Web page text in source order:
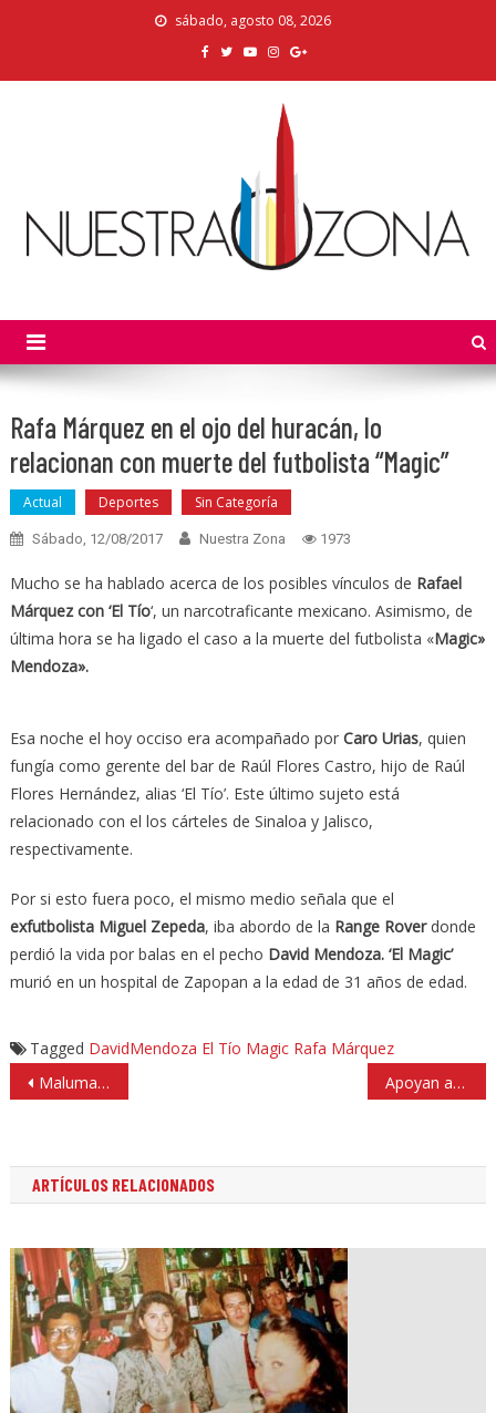
sábado, agosto 08, 2026
Rafa Márquez en el ojo del huracán, lo
relacionan con muerte del futbolista “Magic”
Actual Deportes Sin Categoría
Sábado, 12/08/2017 Nuestra Zona 1973
Mucho se ha hablado acerca de los posibles vínculos de Rafael
Márquez con ‘El Tío‘, un narcotraficante mexicano. Asimismo, de
última hora se ha ligado el caso a la muerte del futbolista «Magic»
Mendoza».
​Esa noche el hoy occiso era acompañado por Caro Urias, quien
fungía como gerente del bar de Raúl Flores Castro, hijo de Raúl
Flores Hernández, alias ‘El Tío’. Este último sujeto está
relacionado con el los cárteles de Sinaloa y Jalisco,
respectivamente.
Por si esto fuera poco, el mismo medio señala que el
exfutbolista Miguel Zepeda, iba abordo de la Range Roverdonde
perdió la vida por balas en el pecho David Mendoza. ‘El Magic’
murió en un hospital de Zapopan a la edad de 31 años de edad.
Tagged DavidMendoza El Tío Magic Rafa Márquez
Navegación
de
Maluma y Marc Anthony estrenan video de Felices los Cuatro Apoyan a Rafa Márquez el equipo Rojinegro «Todos somos Márquez»
ARTÍCULOS RELACIONADOS